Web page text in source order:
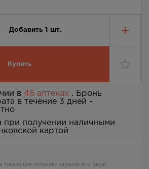
Добавить 1 шт.
Купить
в 46 аптеках . Бронь
в течение 3 дней -
при получении наличными
картой
только для интернет заказов, итоговую